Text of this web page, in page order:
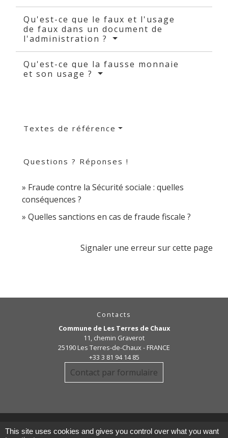
Qu'est-ce que le faux et l'usage
de faux dans un document de
l'administration ?
Qu'est-ce que la fausse monnaie
et son usage ?
Textes de référence
Questions ? Réponses !
Fraude contre la Sécurité sociale : quelles
conséquences ?
Quelles sanctions en cas de fraude fiscale ?
Signaler une erreur sur cette page
Contacts
Commune de Les Terres de Chaux
11, chemin Graverot
25190 Les Terres-de-Chaux - FRANCE
+33 3 81 94 14 85
Contact par formulaire
This site uses cookies and gives you control over what you want